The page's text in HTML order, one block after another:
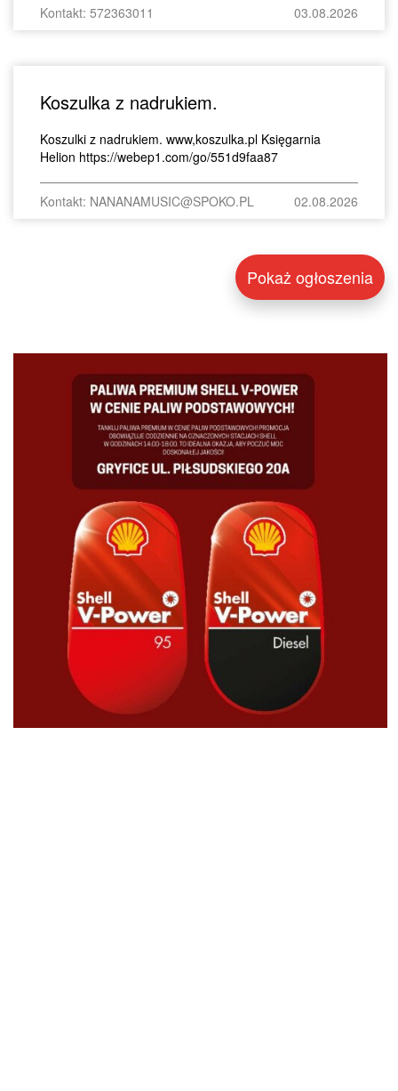
Kontakt: 572363011 03.08.2026
Koszulka z nadrukiem.
Koszulki z nadrukiem. www,koszulka.pl Księgarnia
Helion https://webep1.com/go/551d9faa87
Kontakt: NANANAMUSIC@SPOKO.PL 02.08.2026
Pokaż ogłoszenia